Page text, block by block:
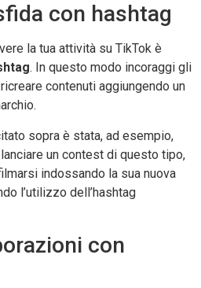
con hashtag
la tua attività su TikTok è
. In questo modo incoraggi gli
contenuti aggiungendo un
sopra è stata, ad esempio,
un contest di questo tipo,
indossando la sua nuova
l’utilizzo dell’hashtag
con